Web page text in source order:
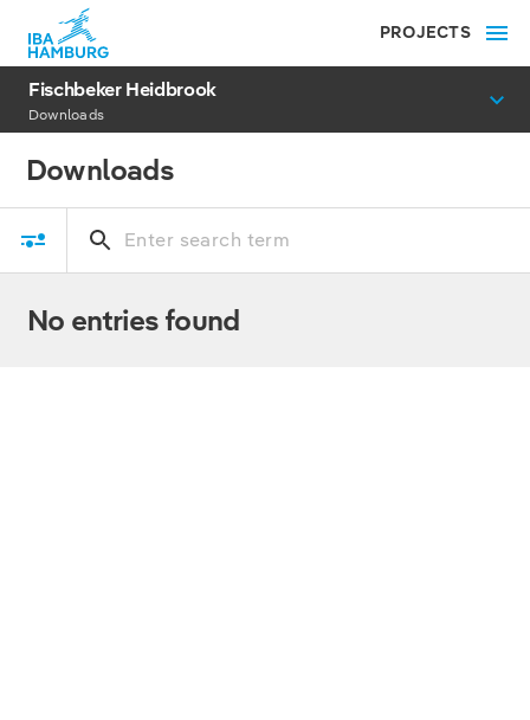
PROJECTS
Fischbeker Heidbrook
Downloads
Downloads
No entries found